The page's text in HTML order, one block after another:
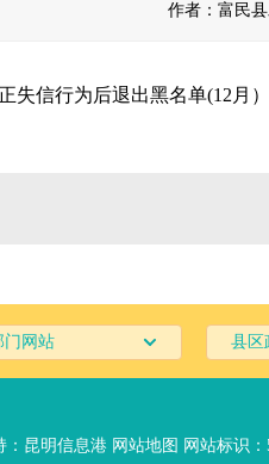
作者：富民
失信行为后退出黑名单(12月）
门网站 县区
昆明信息港 网站地图 网站标识：